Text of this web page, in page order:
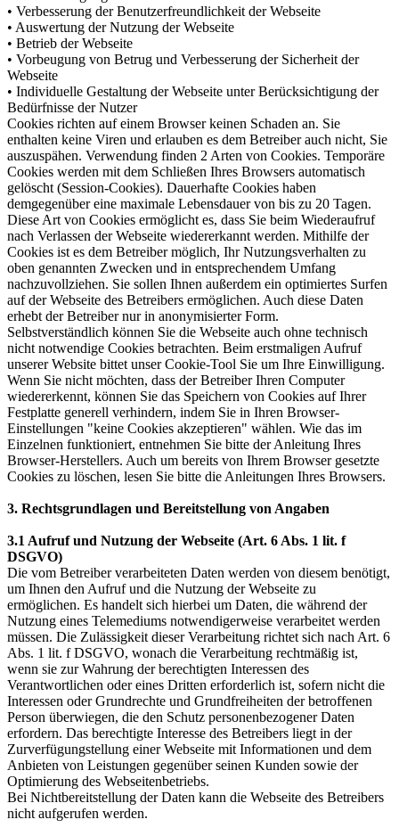
• Verbesserung der Benutzerfreundlichkeit der Webseite
• Auswertung der Nutzung der Webseite
• Betrieb der Webseite
• Vorbeugung von Betrug und Verbesserung der Sicherheit der
Webseite
• Individuelle Gestaltung der Webseite unter Berücksichtigung der
Bedürfnisse der Nutzer
Cookies richten auf einem Browser keinen Schaden an. Sie
enthalten keine Viren und erlauben es dem Betreiber auch nicht, Sie
auszuspähen. Verwendung finden 2 Arten von Cookies. Temporäre
Cookies werden mit dem Schließen Ihres Browsers automatisch
gelöscht (Session-Cookies). Dauerhafte Cookies haben
demgegenüber eine maximale Lebensdauer von bis zu 20 Tagen.
Diese Art von Cookies ermöglicht es, dass Sie beim Wiederaufruf
nach Verlassen der Webseite wiedererkannt werden. Mithilfe der
Cookies ist es dem Betreiber möglich, Ihr Nutzungsverhalten zu
oben genannten Zwecken und in entsprechendem Umfang
nachzuvollziehen. Sie sollen Ihnen außerdem ein optimiertes Surfen
auf der Webseite des Betreibers ermöglichen. Auch diese Daten
erhebt der Betreiber nur in anonymisierter Form.
Selbstverständlich können Sie die Webseite auch ohne technisch
nicht notwendige Cookies betrachten. Beim erstmaligen Aufruf
unserer Website bittet unser Cookie-Tool Sie um Ihre Einwilligung.
Wenn Sie nicht möchten, dass der Betreiber Ihren Computer
wiedererkennt, können Sie das Speichern von Cookies auf Ihrer
Festplatte generell verhindern, indem Sie in Ihren Browser-
Einstellungen "keine Cookies akzeptieren" wählen. Wie das im
Einzelnen funktioniert, entnehmen Sie bitte der Anleitung Ihres
Browser-Herstellers. Auch um bereits von Ihrem Browser gesetzte
Cookies zu löschen, lesen Sie bitte die Anleitungen Ihres Browsers.
3. Rechtsgrundlagen und Bereitstellung von Angaben
3.1 Aufruf und Nutzung der Webseite (Art. 6 Abs. 1 lit. f
DSGVO)
Die vom Betreiber verarbeiteten Daten werden von diesem benötigt,
um Ihnen den Aufruf und die Nutzung der Webseite zu
ermöglichen. Es handelt sich hierbei um Daten, die während der
Nutzung eines Telemediums notwendigerweise verarbeitet werden
müssen. Die Zulässigkeit dieser Verarbeitung richtet sich nach Art. 6
Abs. 1 lit. f DSGVO, wonach die Verarbeitung rechtmäßig ist,
wenn sie zur Wahrung der berechtigten Interessen des
Verantwortlichen oder eines Dritten erforderlich ist, sofern nicht die
Interessen oder Grundrechte und Grundfreiheiten der betroffenen
Person überwiegen, die den Schutz personenbezogener Daten
erfordern. Das berechtigte Interesse des Betreibers liegt in der
Zurverfügungstellung einer Webseite mit Informationen und dem
Anbieten von Leistungen gegenüber seinen Kunden sowie der
Optimierung des Webseitenbetriebs.
Bei Nichtbereitstellung der Daten kann die Webseite des Betreibers
nicht aufgerufen werden.